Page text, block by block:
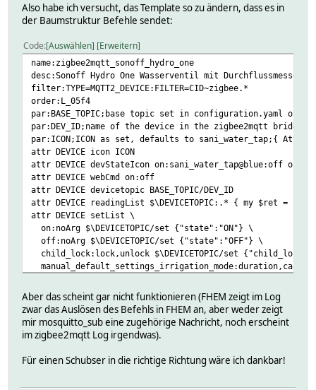
Also habe ich versucht, das Template so zu ändern, dass es in
der Baumstruktur Befehle sendet:
Code Auswählen Erweitern
name:zigbee2mqtt_sonoff_hydro_one
desc:Sonoff Hydro One Wasserventil mit Durchflussmesser
filter:TYPE=MQTT2_DEVICE:FILTER=CID~zigbee.*
order:L_05f4
par:BASE_TOPIC;base topic set in configuration.yaml
par:DEV_ID;name of the device in the zigbee2mqtt
par:ICON;ICON as set, defaults to sani_water_tap;{
attr DEVICE icon ICON
attr DEVICE devStateIcon on:sani_water_tap@blue:off
attr DEVICE webCmd on:off
attr DEVICE devicetopic BASE_TOPIC/DEV_ID
attr DEVICE readingList $\DEVICETOPIC:.* { my $ret =
attr DEVICE setList \
on:noArg $\DEVICETOPIC/set {"state":"ON"} \
off:noArg $\DEVICETOPIC/set {"state":"OFF"} \
child_lock:lock,unlock $\DEVICETOPIC/set
manual_default_settings_fail_safe:slider,0,1,719
valve_alarm_settings_enable_alarm_water_leak:true,false
Aber das scheint gar nicht funktionieren (FHEM zeigt im Log
zwar das Auslösen des Befehls in FHEM an, aber weder zeigt
mir mosquitto_sub eine zugehörige Nachricht, noch erscheint
im zigbee2mqtt Log irgendwas).
Für einen Schubser in die richtige Richtung wäre ich dankbar!